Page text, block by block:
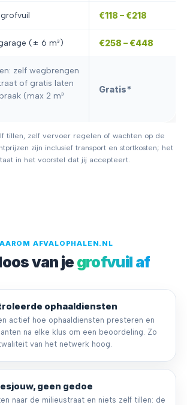
€118 – €218
(± 6 m³) €258 – €448
zelf wegbrengen
of gratis laten
(max 2 m³
Gratis*
tillen, zelf vervoer regelen of wachten op de
zijn inclusief transport en stortkosten; het
in het voorstel dat jij accepteert.
AFVALOPHALEN.NL
van je grofvuil af
ophaaldiensten
actief hoe ophaaldiensten presteren en
na elke klus om een beoordeling. Zo
van het netwerk hoog.
geen gedoe
naar de milieustraat en niets zelf tillen: de